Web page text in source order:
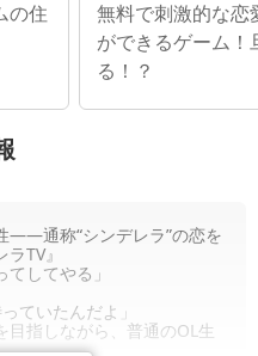
の住
無料で刺激的な恋
ができるゲーム！
る！？
――通称“シンデレラ”の恋を
TV』
してやる」
ていたんだよ」
目指しながら、普通のOL生